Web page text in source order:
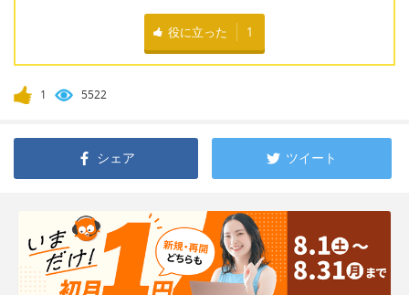
役に立った 1
1 5522
シェア ツイート